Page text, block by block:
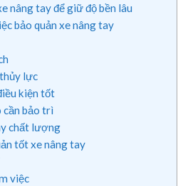
nâng tay để giữ độ bền lâu
bảo quản xe nâng tay
lực
kiện tốt
cần bảo trì
chất lượng
tốt xe nâng tay
việc